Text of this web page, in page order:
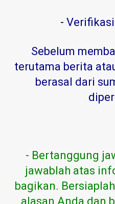
-
Sebelum
terutama berita
berasal dari
- Bertanggung
jawablah atas
bagikan.
alasan Anda dan